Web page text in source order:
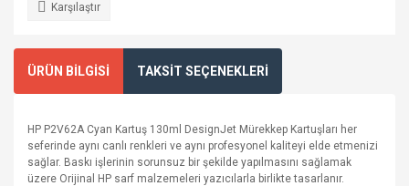
Karşılaştır
ÜRÜN BİLGİSİ TAKSİT SEÇENEKLERİ
HP P2V62A Cyan Kartuş 130ml DesignJet Mürekkep Kartuşları her
seferinde aynı canlı renkleri ve aynı profesyonel kaliteyi elde etmenizi
sağlar. Baskı işlerinin sorunsuz bir şekilde yapılmasını sağlamak
üzere Orijinal HP sarf malzemeleri yazıcılarla birlikte tasarlanır.